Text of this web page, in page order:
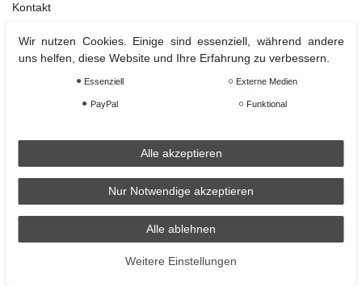
Kontakt
Christbaumschmuck
Christbaumkugel
Räder Lichthaus
Wir nutzen Cookies. Einige sind essenziell, während andere
uns helfen, diese Website und Ihre Erfahrung zu verbessern.
Essenziell Externe Medien
PayPal Funktional
Alle akzeptieren
Nur Notwendige akzeptieren
Alle ablehnen
Weitere Einstellungen